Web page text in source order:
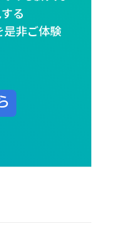
る
是非ご体験